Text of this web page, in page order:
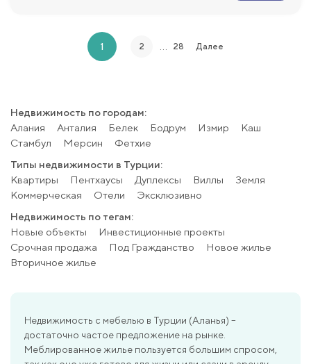
1 2 … 28 Далее
Недвижимость по городам:
Алания
Анталия Белек Бодрум Измир
Каш
Стамбул
Мерсин
Фетхие
Типы недвижимости в Турции:
Квартиры
Пентхаусы Дуплексы Виллы
Земля
Коммерческая
Отели
Эксклюзивно
Недвижимость по тегам:
Новые объекты
Инвестиционные проекты
Срочная продажа
Под Гражданство
Новое жилье
Вторичное жилье
Недвижимость с мебелью в Турции (Аланья) –
достаточно частое предложение на рынке.
Меблированное жилье пользуется большим спросом,